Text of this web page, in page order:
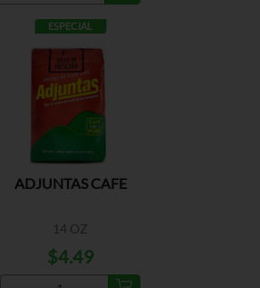
ESPECIAL
ADJUNTAS CAFE
14 OZ
$4.49